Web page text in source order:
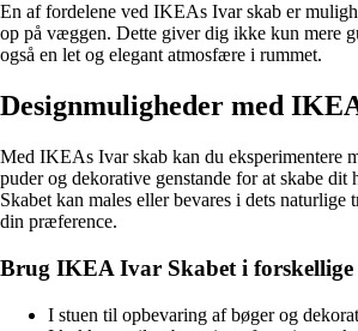
En af fordelene ved IKEAs Ivar skab er
op på væggen. Dette giver dig ikke kun mere
også en let og elegant atmosfære i rummet.
Designmuligheder med
Med IKEAs Ivar skab kan du eksperimentere
puder og dekorative genstande for at skabe dit
Skabet kan males eller bevares i dets
din præference.
Brug IKEA Ivar Skabet i
I stuen til opbevaring af bøger og